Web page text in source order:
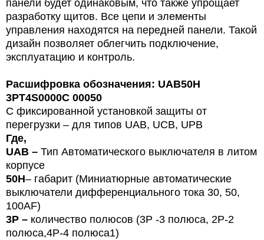
панели будет одинаковым, что также упрощает
разработку щитов. Все цепи и элементы
управления находятся на передней панели. Такой
дизайн позволяет облегчить подключение,
эксплуатацию и контроль.
Расшифровка обозначения: UAB50H
3PT4S0000C 00050
С фиксированной установкой защиты от
перегрузки – для типов UAB, UCB, UPB
Где,
UAB – Тип Автоматического выключателя в литом
корпусе
50Н– габарит (Миниатюрные автоматические
выключатели дифференциального тока 30, 50,
100AF)
3P – количество полюсов (3Р -3 полюса, 2P-2
полюса,4Р-4 полюса1)